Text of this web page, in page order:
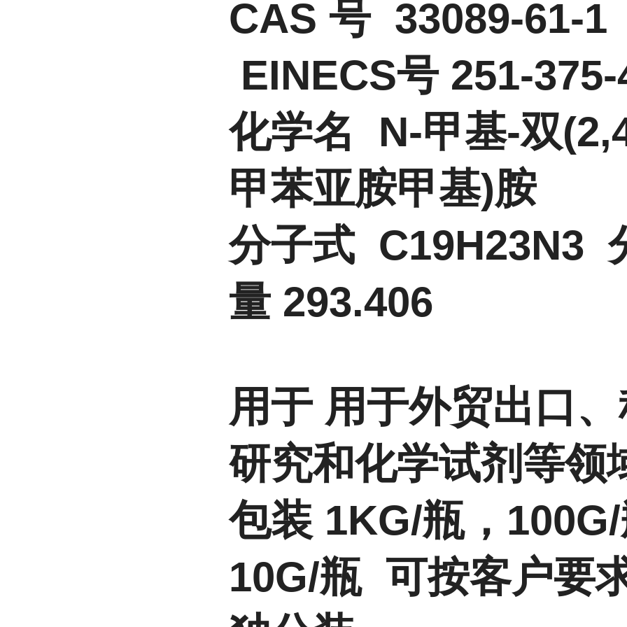
CAS 号 33089-61-1
EINECS号 251-375-
化学名 N-甲基-双
甲苯亚胺甲基)胺
分子式 C19H23N3
量 293.406
用于 用于外贸出口
研究和化学试剂等领
包装 1KG/瓶，100G/
10G/瓶 可按客户要